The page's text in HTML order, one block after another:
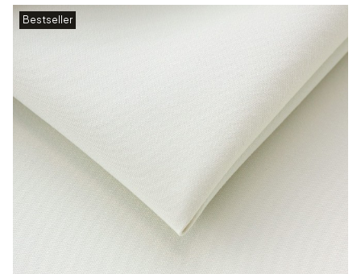
Bestseller